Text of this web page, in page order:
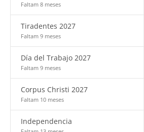
Faltam 8 meses
Tiradentes 2027
Faltam 9 meses
Día del Trabajo 2027
Faltam 9 meses
Corpus Christi 2027
Faltam 10 meses
Independencia